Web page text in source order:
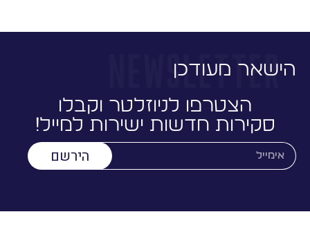
הישאר מעודכן
הצטרפו לניוזלטר וקבלו
סקירות חדשות ישירות למייל!
הירשם